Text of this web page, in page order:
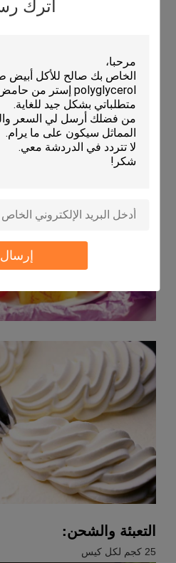
اترك
إرسال
4. للمشروبات ، يمكن أن يزيد إضافة
5بالنسبة للخبز، يمكن أن يحسن هيكل
الشيخوخة، والخبز الخبز، والحجم
6- للمعجنات، في تركيبة مع
للمعجنات، وتشكيل مجمع مع
معتدلة التي تزيد من حجم الحلوى.
7بالنسبة للبسكويت، يمكن إضافة
بالتساوي في حالة المستحلبة، ومنع
وتحسين هشاشة البسكويت.
التعبئة والشحن:
25 كجم لكل كيس